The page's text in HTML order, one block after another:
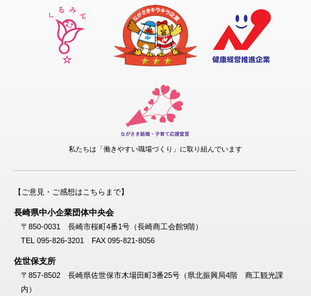
私たちは「働きやすい職場づくり」に取り組んでいます
【ご意見・ご感想はこちらまで】
長崎県中小企業団体中央会
〒850-0031 長崎市桜町4番1号（長崎商工会館9階）
TEL 095-826-3201 FAX 095-821-8056
佐世保支所
〒857-8502 長崎県佐世保市木場田町3番25号（県北振興局4階 商工観光課
内）